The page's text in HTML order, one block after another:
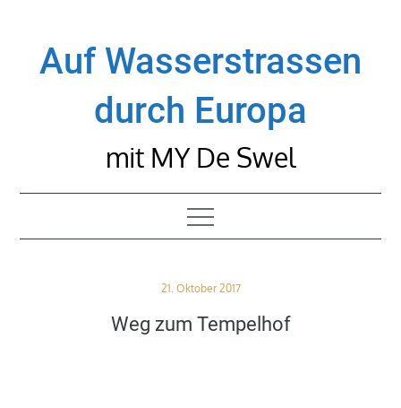
contentAuf Wasserstrassen
durch Europa
mit MY De Swel
Posted
21. Oktober 2017
Weg zum Tempelhof